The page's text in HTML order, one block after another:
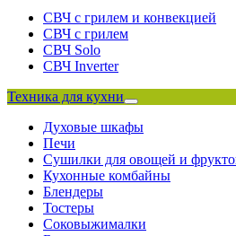
СВЧ с грилем и конвекцией
СВЧ с грилем
СВЧ Solo
СВЧ Inverter
Техника для кухни
Духовые шкафы
Печи
Сушилки для овощей и
Кухонные комбайны
Блендеры
Тостеры
Соковыжималки